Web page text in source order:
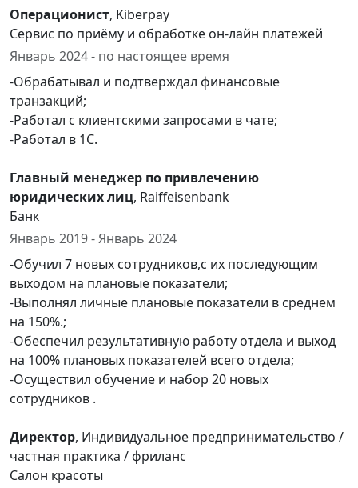
Операционист, Kiberpay
Сервис по приёму и обработке он-лайн платежей
Январь 2024 - по настоящее время
-Обрабатывал и подтверждал финансовые
транзакций;
-Работал с клиентскими запросами в чате;
-Работал в 1С.
Главный менеджер по привлечению
юридических лиц, Raiffeisenbank
Банк
Январь 2019 - Январь 2024
-Обучил 7 новых сотрудников,с их последующим
выходом на плановые показатели;
-Выполнял личные плановые показатели в среднем
на 150%.;
-Обеспечил результативную работу отдела и выход
на 100% плановых показателей всего отдела;
-Осуществил обучение и набор 20 новых
сотрудников .
Директор, Индивидуальное предпринимательство /
частная практика / фриланс
Салон красоты